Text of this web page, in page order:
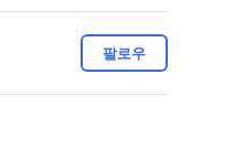
팔로우